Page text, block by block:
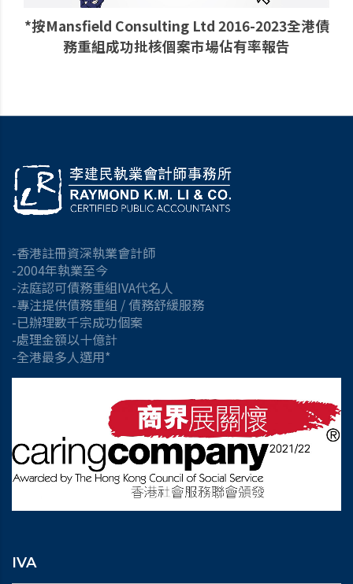
*按Mansfield Consulting Ltd 2016-2023全港債
務重組成功批核個案市場佔有率報告
-香港註冊資深執業會計師
-2004年執業至今
-法庭認可債務重組IVA代名人
-專注提供債務重組 / 債務舒緩服務
-已辦理數千宗成功個案
-處理金額以十億計
-全港最多人選用*
IVA